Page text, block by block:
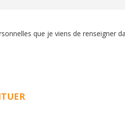
que je viens de renseigner